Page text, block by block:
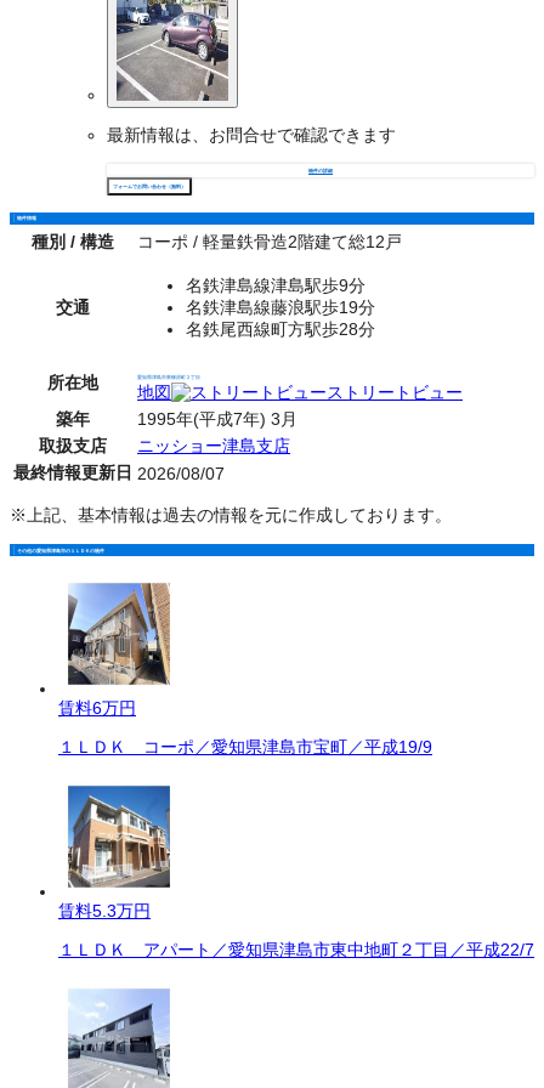
最新情報は、お問合せで確認できます
物件の詳細
フォームでお問い合わせ（無料）
物件情報
種別 / 構造 コーポ / 軽量鉄骨造2階建て総12戸
交通
名鉄津島線津島駅歩9分
名鉄津島線藤浪駅歩19分
名鉄尾西線町方駅歩28分
所在地 愛知県津島市東柳原町２丁目
地図
ストリートビュー
築年
1995年(平成7年) 3月
取扱支店
ニッショー津島支店
最終情報更新日 2026/08/07
※上記、基本情報は過去の情報を元に作成しております。
その他の愛知県津島市の１ＬＤＫの物件
賃料6万円
１ＬＤＫ コーポ／愛知県津島市宝町／平成19/9
賃料5.3万円
１ＬＤＫ アパート／愛知県津島市東中地町２丁目／平成22/7